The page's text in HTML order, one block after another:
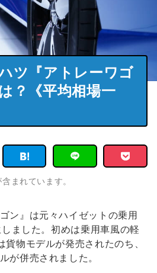
ツ『アトレーワゴ
？《平均相場一
まれています。
ン』は元々ハイゼットの乗用
ました。初めは乗用車風の軽
物モデルが発売されたのち、
が併売されました。